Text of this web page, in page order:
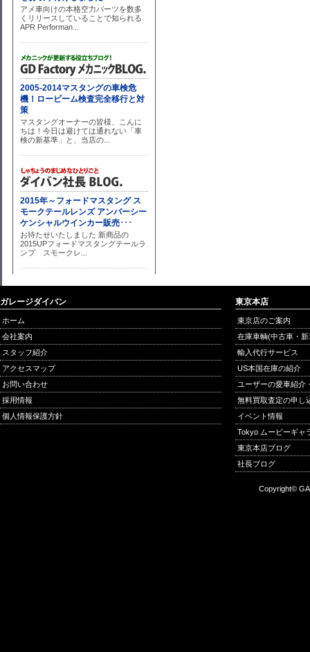
ガレージダイバン
ホーム
会社案内
スタッフ紹介
アクセスマップ
お問い合わせ
採用情報
個人情報保護方針
東京本店
東京店のご案内
在庫車輌(中古車・
輸入代行サービス
US本国在庫の紹介
ユーザーの愛車紹介
無料買取査定の申し
イベント情報
Tokyo ムービーギャ
東京本店ブログ
社長ブログ
Copyright©